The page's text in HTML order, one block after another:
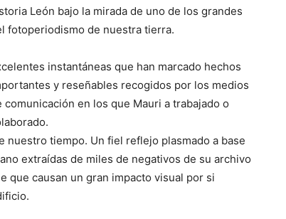
León bajo la mirada de uno de los grandes
fotoperiodismo de nuestra tierra.
instantáneas que han marcado hechos
y reseñables recogidos por los medios
comunicación en los que Mauri a trabajado o
tiempo. Un fiel reflejo plasmado a base
extraídas de miles de negativos de su archivo
que causan un gran impacto visual por si